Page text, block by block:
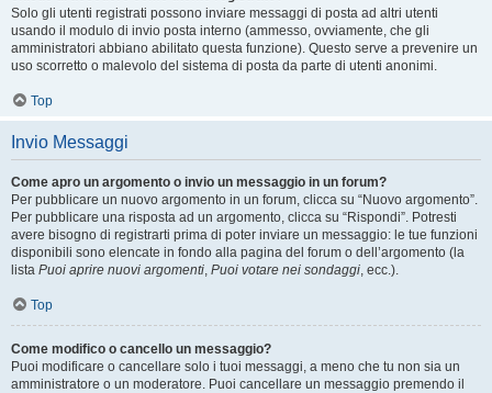
Solo gli utenti registrati possono inviare messaggi di posta ad altri utenti
usando il modulo di invio posta interno (ammesso, ovviamente, che gli
amministratori abbiano abilitato questa funzione). Questo serve a prevenire un
uso scorretto o malevolo del sistema di posta da parte di utenti anonimi.
Top
Invio Messaggi
Come apro un argomento o invio un messaggio in un forum?
Per pubblicare un nuovo argomento in un forum, clicca su “Nuovo argomento”.
Per pubblicare una risposta ad un argomento, clicca su “Rispondi”. Potresti
avere bisogno di registrarti prima di poter inviare un messaggio: le tue funzioni
disponibili sono elencate in fondo alla pagina del forum o dell’argomento (la
lista Puoi aprire nuovi argomenti, Puoi votare nei sondaggi, ecc.).
Top
Come modifico o cancello un messaggio?
Puoi modificare o cancellare solo i tuoi messaggi, a meno che tu non sia un
amministratore o un moderatore. Puoi cancellare un messaggio premendo il